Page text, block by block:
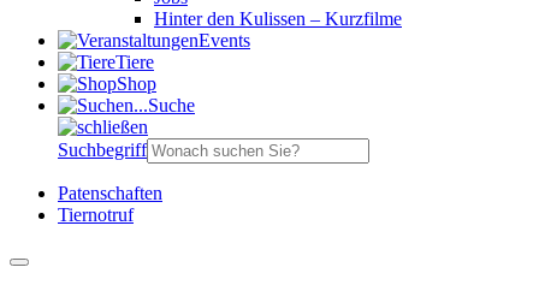
Hinter den Kulissen – Kurzfilme
Events
Tiere
Shop
Suche
Suchbegriff
Patenschaften
Tiernotruf